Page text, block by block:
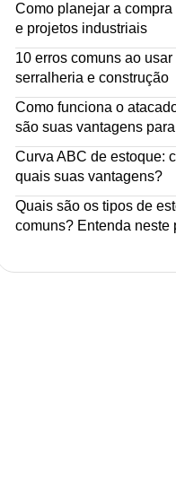
Como planejar a
e projetos industriais
10 erros comuns ao
serralheria e construção
Como funciona o
são suas vantagens
Curva ABC de estoque:
quais suas vantagens?
Quais são os tipos de
comuns? Entenda neste